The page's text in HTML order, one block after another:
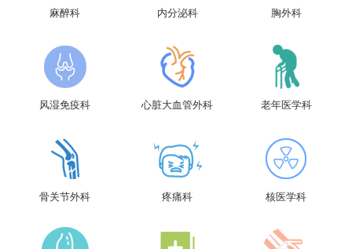
麻醉科 内分泌科 胸外科
风湿免疫科 心脏大血管外科 老年医学科
骨关节外科 疼痛科 核医学科